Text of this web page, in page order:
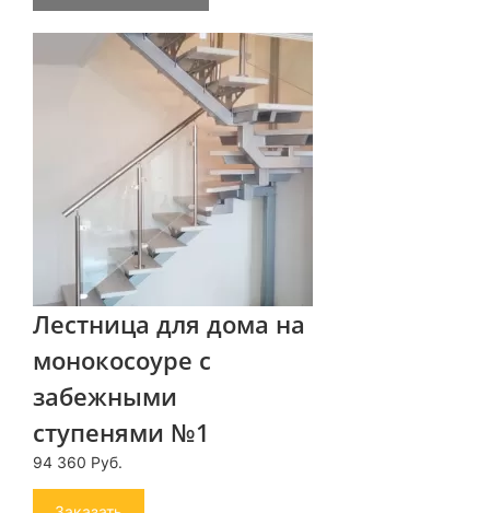
Лестница для дома на
монокосоуре с
забежными
ступенями №1
94 360 Руб.